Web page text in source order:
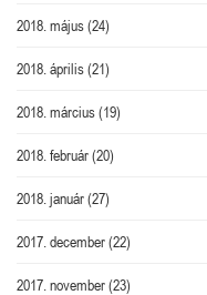
2018. május(24)
2018. április(21)
2018. március(19)
2018. február(20)
2018. január(27)
2017. december(22)
2017. november(23)